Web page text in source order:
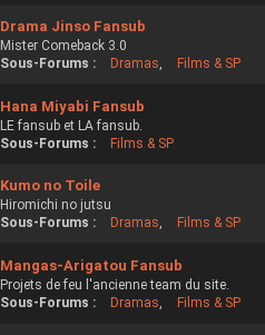
Drama Jinso Fansub
Mister Comeback 3.0
Sous-Forums :
Dramas, Films & SP
Hana Miyabi Fansub
LE fansub et LA fansub.
Sous-Forums :
Films & SP
Kumo no Toile
Hiromichi no jutsu
Sous-Forums :
Dramas, Films & SP
Mangas-Arigatou Fansub
Projets de feu l'ancienne team du site.
Sous-Forums :
Dramas, Films & SP